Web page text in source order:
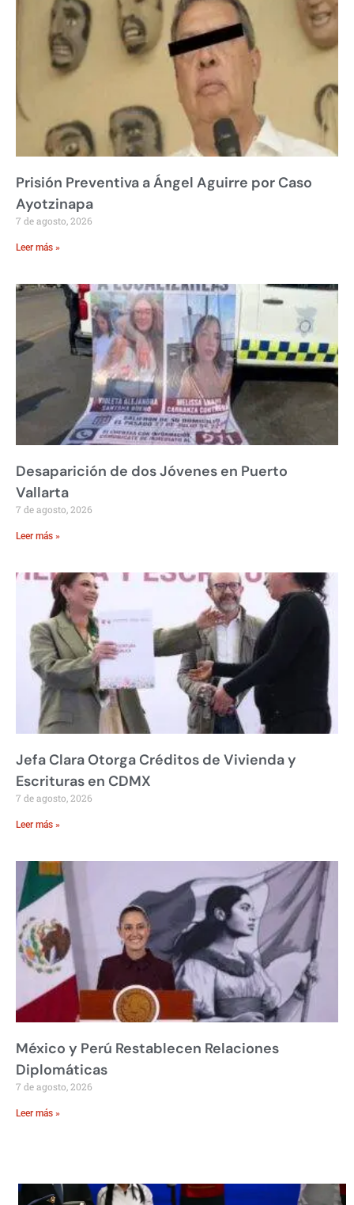
Prisión Preventiva a Ángel Aguirre por Caso
Ayotzinapa
7 de agosto, 2026
Leer más »
Desaparición de dos Jóvenes en Puerto
Vallarta
7 de agosto, 2026
Leer más »
Jefa Clara Otorga Créditos de Vivienda y
Escrituras en CDMX
7 de agosto, 2026
Leer más »
México y Perú Restablecen Relaciones
Diplomáticas
7 de agosto, 2026
Leer más »